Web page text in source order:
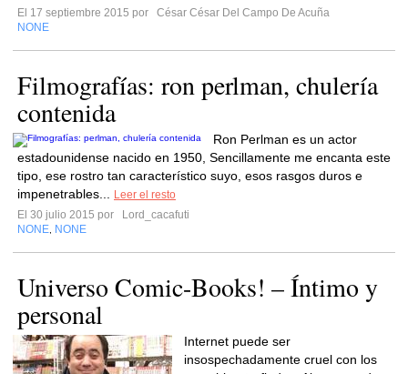
El 17 septiembre 2015 por
César César Del Campo De Acuña
NONE
Filmografías: ron perlman, chulería
contenida
Ron Perlman es un actor
estadounidense nacido en 1950, Sencillamente me encanta este
tipo, ese rostro tan característico suyo, esos rasgos duros e
impenetrables...
Leer el resto
El 30 julio 2015 por
Lord_cacafuti
NONE NONE
Universo Comic-Books! – Íntimo y
personal
Internet puede ser
insospechadamente cruel con los